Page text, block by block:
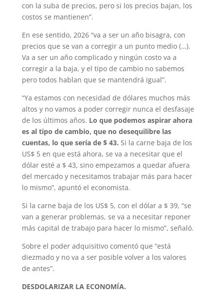
con la suba de precios, pero si los precios bajan, los
costos se mantienen”.
En ese sentido, 2026 “va a ser un año bisagra, con
precios que se van a corregir a un punto medio (…).
Va a ser un año complicado y ningún costo va a
corregir a la baja, y el tipo de cambio no sabemos
pero todos hablan que se mantendrá igual”.
“Ya estamos con necesidad de dólares muchos más
altos y no vamos a poder corregir nunca el desfasaje
de los últimos años. Lo que podemos aspirar ahora
es al tipo de cambio, que no desequilibre las
cuentas, lo que sería de $ 43. Si la carne baja de los
US$ 5 en que está ahora, se va a necesitar que el
dólar esté a $ 43, sino empezamos a quedar afuera
del mercado y necesitamos trabajar más para hacer
lo mismo”, apuntó el economista.
Si la carne baja de los US$ 5, con el dólar a $ 39, “se
van a generar problemas, se va a necesitar reponer
más capital de trabajo para hacer lo mismo”, señaló.
Sobre el poder adquisitivo comentó que “está
diezmado y no va a ser posible volver a los valores
de antes”.
DESDOLARIZAR LA ECONOMÍA.